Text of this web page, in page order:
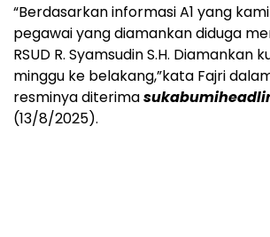
“Berdasarkan informasi A1 yang
pegawai yang diamankan diduga
RSUD R. Syamsudin S.H. Diamankan
minggu ke belakang,”kata Fajri
resminya diterima
(13/8/2025).